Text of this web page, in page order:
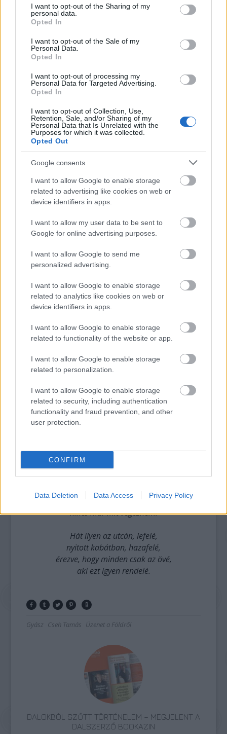
not limited to your visit or usage behaviour. You may click to
grant or deny consent to Google and its third-party tags to
use your data for below specified purposes in below Google
consent section.
I want to opt-out of the Sharing of my
personal data.
Opted In
I want to opt-out of the Sale of my
Personal Data.
Opted In
I want to opt-out of processing my
Personal Data for Targeted Advertising.
Opted In
I want to opt-out of Collection, Use,
Retention, Sale, and/or Sharing of my
Personal Data that Is Unrelated with the
Purposes for which it was collected.
Opted Out
Google consents
I want to allow Google to enable storage
related to advertising like cookies on web or
device identifiers in apps.
I want to allow my user data to be sent to
Google for online advertising purposes.
I want to allow Google to send me
personalized advertising.
I want to allow Google to enable storage
related to analytics like cookies on web or
device identifiers in apps.
I want to allow Google to enable storage
related to functionality of the website or app.
I want to allow Google to enable storage
related to personalization.
I want to allow Google to enable storage
related to security, including authentication
functionality and fraud prevention, and other
user protection.
CONFIRM
Data Deletion Data Access Privacy Policy
Dombos az én utcám,
szárnyasan lépkedjek.
nem látok én vissza,
Tovább az utcán lefelé,
jövet a nincsből a van felé,
veletek, házak, oszlopok,
veletek együtt úgy futok.
Megyek az úton lefelé,
2004 estefelé,
és ő még azt is jól rendelé,
hogy senki sem mondja, gyere bé.
itt van az év, ez az az év,
hogy semmit se adj, semmit végy,
Megyek utcámon, lefelé,
nyitott kabátban hazafalé,
megyek egy fényes ház felé,
jó lesz majd ottan hét felé.
Jó lesz a kedvem majd,
rántom az ajtókat,
mind elém térdelnek,
és azt kell éreznem,
végre is lefekszem.
És talán lefekszem,
a földön elfekszem,
és azt kell éreznem,
nincs már mit végeznem.
Hát ilyen az utcán, lefelé,
nyitott kabátban, hazafelé,
érezve, hogy minden csak az övé,
aki ezt ígyen rendelé.
Gyász Cseh Tamás Üzenet a Földről
DALOKBÓL SZŐTT TÖRTÉNELEM – MEGJELENT A
DALSZERZŐ BOOKAZIN